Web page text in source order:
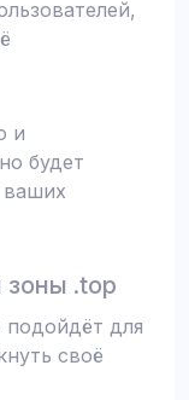
и
будет
ваших
.top
подойдёт для
своё